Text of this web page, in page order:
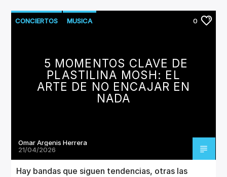
CONCIERTOS MUSICA 0
5 MOMENTOS CLAVE DE
PLASTILINA MOSH: EL
ARTE DE NO ENCAJAR EN
NADA
Omar Argenis Herrera
21/04/2026
Hay bandas que siguen tendencias, otras las